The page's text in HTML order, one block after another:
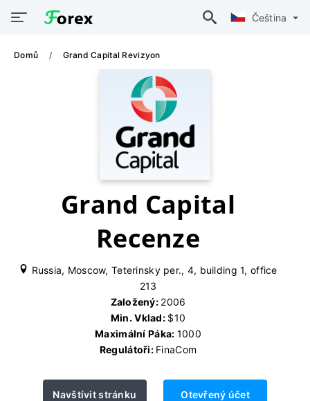
Čeština
Domů Grand Capital Revizyon
Grand Capital
Recenze
Russia, Moscow, Teterinsky per., 4, building 1, office
213
Založený: 2006
Min. Vklad: $10
Maximální Páka: 1000
Regulátoři: FinaCom
Navštívit stránku Otevřený účet